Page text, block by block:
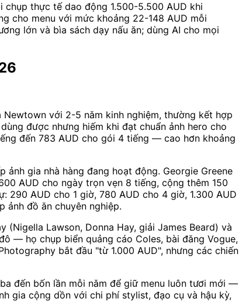
thực tế dao động 1.500-5.500 AUD khi
cho menu với mức khoảng 22-148 AUD mỗi
lớn và bìa sách dạy nấu ăn; dùng AI cho mọi
với 2-5 năm kinh nghiệm, thường kết hợp
được nhưng hiếm khi đạt chuẩn ảnh hero cho
đến 783 AUD cho gói 4 tiếng — cao hơn khoảng
ảnh gia nhà hàng đang hoạt động. Georgie Greene
AUD cho ngày trọn vẹn 8 tiếng, cộng thêm 150
AUD cho 1 giờ, 780 AUD cho 4 giờ, 1.300 AUD
ảnh đồ ăn chuyên nghiệp.
(Nigella Lawson, Donna Hay, giải James Beard) và
— họ chụp biển quảng cáo Coles, bài đăng Vogue,
bắt đầu "từ 1.000 AUD", nhưng các chiến
đến bốn lần mỗi năm để giữ menu luôn tươi mới —
gia cộng dồn với chi phí stylist, đạo cụ và hậu kỳ,